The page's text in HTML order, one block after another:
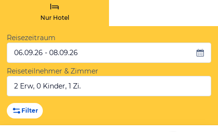
Nur Hotel
Reisezeitraum
06.09.26 - 08.09.26
Reiseteilnehmer & Zimmer
2 Erw, 0 Kinder, 1 Zi.
Filter